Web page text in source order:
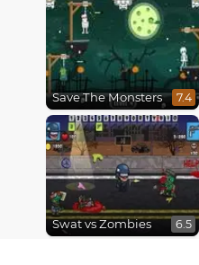
Save The Monsters 7.4
Swat vs Zombies 6.5